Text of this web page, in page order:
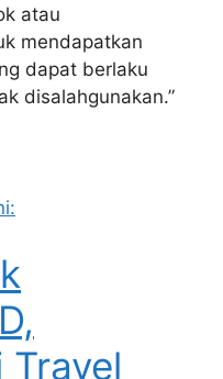
atau
mendapatkan
dapat berlaku
disalahgunakan.”